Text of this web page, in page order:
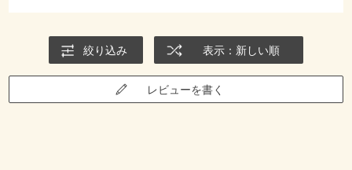
絞り込み 表示：新しい順
レビューを書く